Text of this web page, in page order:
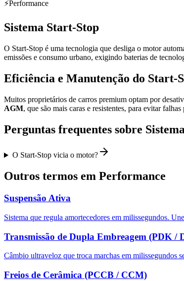
⚡Performance
Sistema Start-Stop
O Start-Stop é uma tecnologia que desliga o motor
emissões e consumo urbano, exigindo baterias de
Eficiência e Manutenção do Start-
Muitos proprietários de carros premium optam por
AGM, que são mais caras e resistentes, para evitar
Perguntas frequentes sobre
O Start-Stop vicia o motor?
Outros termos em Performance
Suspensão Ativa
Sistema que regula amortecedores em milissegundos.
Transmissão de Dupla Embreagem (PDK /
Câmbio ultraveloz que troca marchas em milissegundos
Freios de Cerâmica (PCCB / CCM)